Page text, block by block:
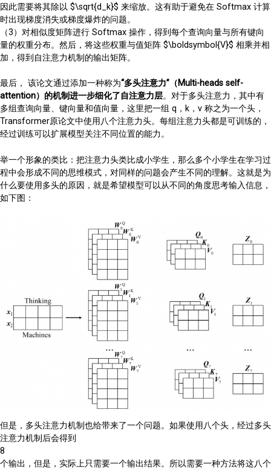
因此需要将其除以 $\sqrt{d_k}$ 来缩放。这有助于避免在 Softmax 计算
时出现梯度消失或梯度爆炸的问题。
（3）对相似度矩阵进行 Softmax 操作，得到每个查询向量与所有键向
量的权重分布。然后，将这些权重与值矩阵 $\boldsymbol{V}$ 相乘并相
加，得到自注意力机制的输出矩阵。
最后， 该论文通过添加一种称为“多头注意力”（Multi-heads self-
attention）的机制进一步细化了自注意力层。对于多头注意力，其中有
多组查询向量、键向量和值向量，这里把一组 q，k，v 称之为一个头，
Transformer原论文中使用八个注意力头。每组注意力头都是可训练的，
经过训练可以扩展模型关注不同位置的能力。
举一个形象的类比：把注意力头类比成小学生，那么多个小学生在学习过
程中会形成不同的思维模式，对同样的问题会产生不同的理解。这就是为
什么要使用多头的原因，就是希望模型可以从不同的角度思考输入信息，
如下图：
但是，多头注意力机制也给带来了一个问题。如果使用八个头，经过多头
注意力机制后会得到
8
个输出，但是，实际上只需要一个输出结果。所以需要一种方法将这八个